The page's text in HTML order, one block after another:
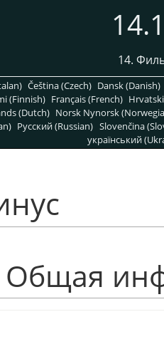
14.
Čeština (Czech) Dansk (Danish)
(Finnish) Français (French)
(Dutch) Norsk Nynorsk
Pусский (Russian) Slovenčina
український
Общая